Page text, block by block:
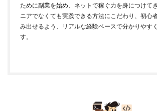
ために副業を始め、ネットで稼ぐ力を身につけて
ニアでなくても実践できる方法にこだわり、初心
み出せるよう、リアルな経験ベースで分かりやす
す。